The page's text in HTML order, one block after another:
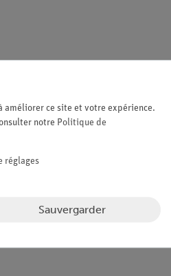
améliorer ce site et votre expérience.
notre Politique de
réglages
Sauvergarder